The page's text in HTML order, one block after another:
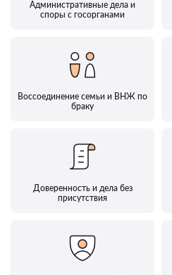
Административные дела и
споры с госорганами
Воссоединение семьи и ВНЖ по
браку
Доверенность и дела без
присутствия